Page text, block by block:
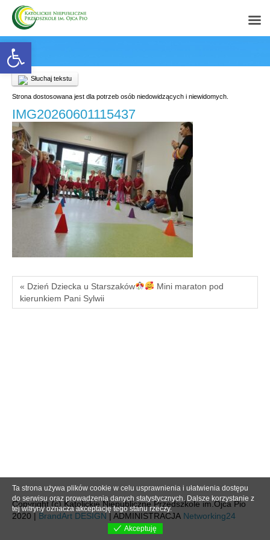
Open toolbar
Słuchaj tekstu
Strona dostosowana jest dla potrzeb osób niedowidzących i niewidomych.
IMG20260601115437
« Dzień Dziecka u Starszaków
Mini maraton pod
kierunkiem Pani Sylwii
Copyright (c) Katolickie Niepubliczne Przedszkole im.Ojca Pio
2020 | BrandArt DESIGN | ADMINISTRACJA Networking24
Ta strona używa plików cookie w celu usprawnienia i ułatwienia dostępu
do serwisu oraz prowadzenia danych statystycznych. Dalsze korzystanie z
tej witryny oznacza akceptację tego stanu rzeczy.
Akceptuję